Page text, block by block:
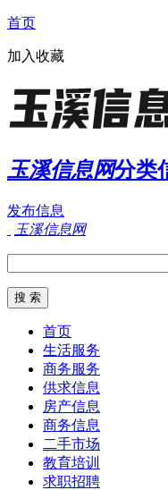
首页
加入收藏
玉溪信息网分类
发布信息
玉溪信息网
首页
生活服务
商务服务
供求信息
房产信息
商务信息
二手市场
教育培训
求职招聘